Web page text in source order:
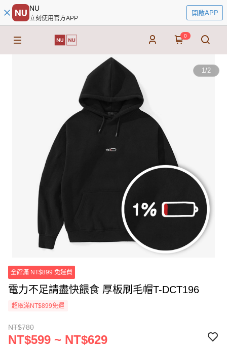
NU
立刻使用官方APP
開啟APP
0
1/2
全館滿 NT$899 免運費
電力不足請盡快餵食 厚板刷毛帽T-DCT196
超取滿NT$899免運
NT$780
NT$599 ~ NT$629